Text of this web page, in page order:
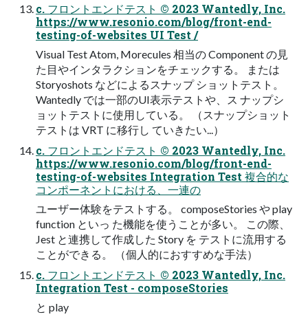
c. フロントエンドテスト © 2023 Wantedly, Inc.
https://www.resonio.com/blog/front-end-
testing-of-websites UI Test /
Visual Test Atom, Morecules 相当の Component の見
た目やインタラクションをチェックする。 または
Storyoshots などによるスナップ ショットテスト。
Wantedly では一部のUI表示テストや、ス ナップシ
ョットテストに使用している。 （スナップショット
テストは VRT に移行し ていきたい...）
c. フロントエンドテスト © 2023 Wantedly, Inc.
https://www.resonio.com/blog/front-end-
testing-of-websites Integration Test 複合的な
コンポーネントにおける、一連の
ユーザー体験をテストする。 composeStories や play
function といっ た機能を使うことが多い。 この際、
Jest と連携して作成した Story を テストに流用する
ことができる。 （個人的におすすめな手法）
c. フロントエンドテスト © 2023 Wantedly, Inc.
Integration Test - composeStories
と play